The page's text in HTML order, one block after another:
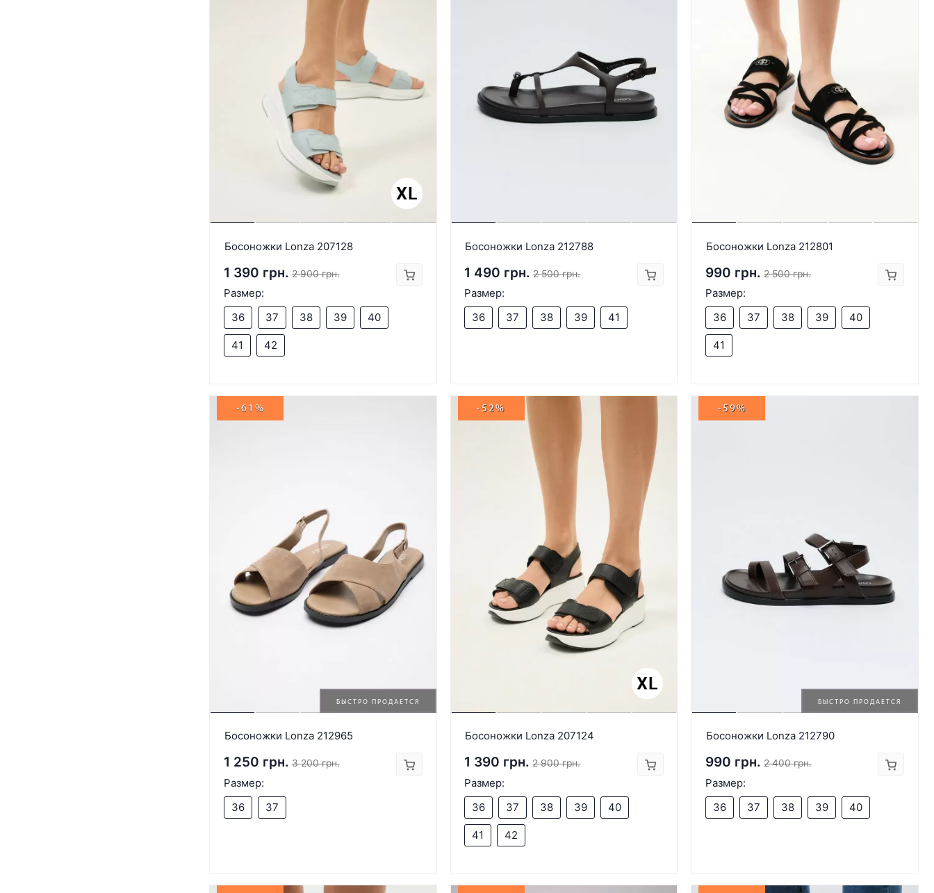
Босоножки Lonza 207128
1 390 грн. 2 900 грн.
Размер:
36
37 38 39 40
41 42
Босоножки Lonza 212788
1 490 грн. 2 500 грн.
Размер:
36
37 38 39 41
Босоножки Lonza 212801
990 грн. 2 500 грн.
Размер:
36
37 38 39 40
41
БЫСТРО ПРОДАЕТСЯ
-61%
Босоножки Lonza 212965
1 250 грн. 3 200 грн.
Размер:
36
37
-52%
Босоножки Lonza 207124
1 390 грн. 2 900 грн.
Размер:
36
37 38 39 40
41 42
БЫСТРО ПРОДАЕТСЯ
-59%
Босоножки Lonza 212790
990 грн. 2 400 грн.
Размер:
36
37 38 39 40